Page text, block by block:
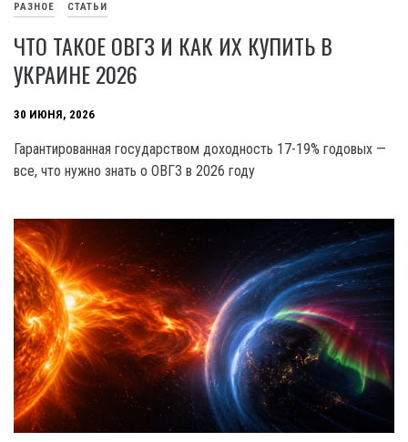
РАЗНОЕ СТАТЬИ
ЧТО ТАКОЕ ОВГЗ И КАК ИХ КУПИТЬ В
УКРАИНЕ 2026
30 ИЮНЯ, 2026
Гарантированная государством доходность 17-19% годовых —
все, что нужно знать о ОВГЗ в 2026 году